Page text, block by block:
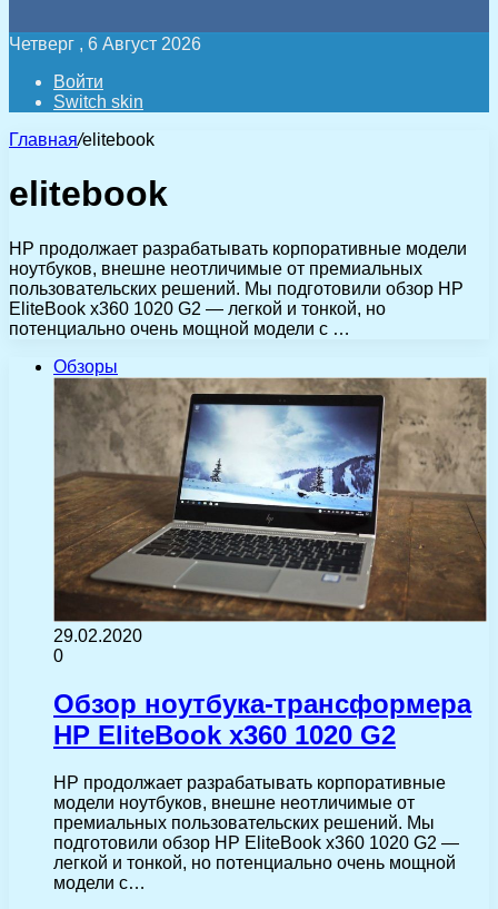
Четверг , 6 Август 2026
Войти
Switch skin
Главная/elitebook
elitebook
HP продолжает разрабатывать корпоративные модели
ноутбуков, внешне неотличимые от премиальных
пользовательских решений. Мы подготовили обзор HP
EliteBook x360 1020 G2 — легкой и тонкой, но
потенциально очень мощной модели с …
Обзоры
29.02.2020
0
Обзор ноутбука-трансформера
HP EliteBook x360 1020 G2
HP продолжает разрабатывать корпоративные
модели ноутбуков, внешне неотличимые от
премиальных пользовательских решений. Мы
подготовили обзор HP EliteBook x360 1020 G2 —
легкой и тонкой, но потенциально очень мощной
модели с…